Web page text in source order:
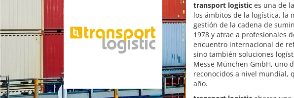
transport logistices una de
los ámbitos de la logística, la
gestión de la cadena de
1978 y atrae a profesionales
encuentro internacional de
sino también soluciones
Messe München GmbH, uno
reconocidos a nivel mundial,
año.